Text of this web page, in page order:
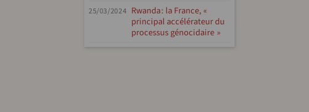
25/03/2024 Rwanda : la France, «
principal accélérateur du
processus génocidaire »